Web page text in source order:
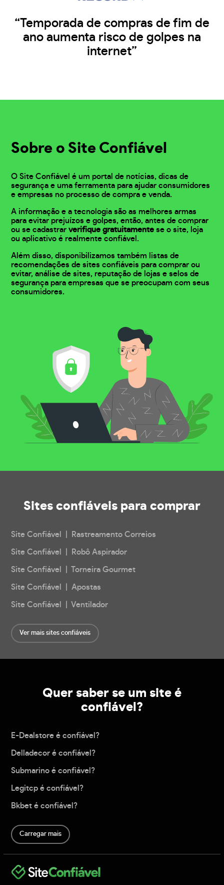
“Temporada de compras de fim de
ano aumenta risco de golpes na
internet”
Sobre o Site Confiável
O Site Confiável é um portal de notícias, dicas de
segurança e uma ferramenta para ajudar consumidores
e empresas no processo de compra e venda.
A informação e a tecnologia são as melhores armas
para evitar prejuízos e golpes, então, antes de comprar
ou se cadastrarverifique gratuitamente se o site, loja
ou aplicativo é realmente confiável.
Além disso, disponibilizamos também listas de
recomendações de sites confiáveis para comprar ou
evitar, análise de sites, reputação de lojas e selos de
segurança para empresas que se preocupam com seus
consumidores.
Sites confiáveis para comprar
Site Confiável | Rastreamento Correios
Site Confiável | Robô Aspirador
Site Confiável | Torneira Gourmet
Site Confiável | Apostas
Site Confiável | Ventilador
Ver mais sites confiáveis
Quer saber se um site é
confiável?
E-Dealstore é confiável?
Delladecor é confiável?
Submarino é confiável?
Legitcp é confiável?
Bkbet é confiável?
Carregar mais